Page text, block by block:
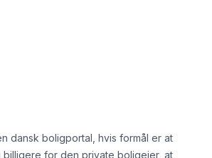
dansk boligportal, hvis formål er at
for den private boligejer, at